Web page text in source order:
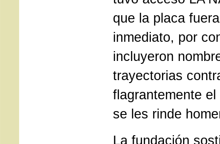
que la placa
inmediato, por
incluyeron
trayectorias
flagrantemente
se les rinde
La fundación